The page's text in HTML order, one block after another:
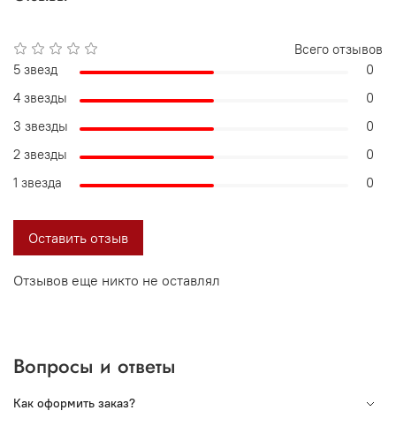
Отзывов еще никто не оставлял
Всего отзывов
5 звезд
0
4 звезды
0
3 звезды
0
2 звезды
0
1 звезда
0
Оставить отзыв
Вопросы и ответы
Как оформить заказ?